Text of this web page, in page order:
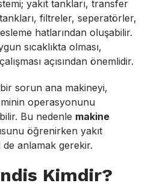
yakıt tankları, transfer
filtreler, seperatörler,
hatlarından oluşabilir.
sıcaklıkta olması,
açısından önemlidir.
sorun ana makineyi,
operasyonunu
Bu nedenle makine
öğrenirken yakıt
anlamak gerekir.
Kimdir?